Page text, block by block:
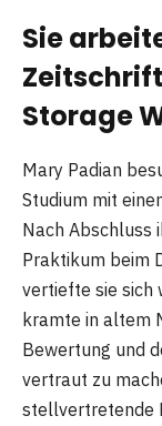
Sie
Storage
Mary Padian
Studium mit
Nach Abschluss
Praktikum beim
vertiefte sie sich
kramte in altem
Bewertung und
vertraut zu
stellvertretende